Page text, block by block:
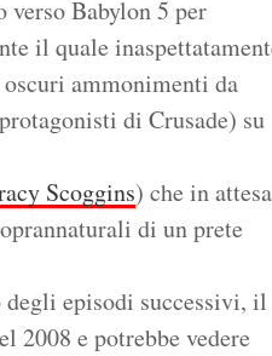
verso Babylon 5 per
il quale
ammonimenti da
di Crusade) su
Scoggins) che in attesa
di un prete
episodi successivi, il
2008 e potrebbe vedere